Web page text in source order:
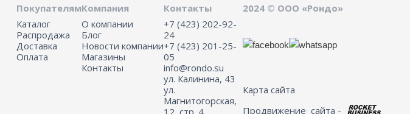
Покупателям
Каталог
Распродажа
Доставка
Оплата
Компания
О компании
Блог
Новости компании
Магазины
Контакты
Контакты
+7 (423) 202-92-
24
+7 (423) 201-25-
05
info@rondo.su
ул. Калинина, 43
ул.
Магнитогорская,
12, стр. 4
2024 © ООО «Рондо»
Карта сайта
Продвижение сайта -